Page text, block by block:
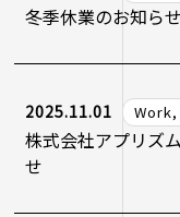
冬季休業のお知らせ
2025.11.01 Work,
株式会社アプリズ
せ